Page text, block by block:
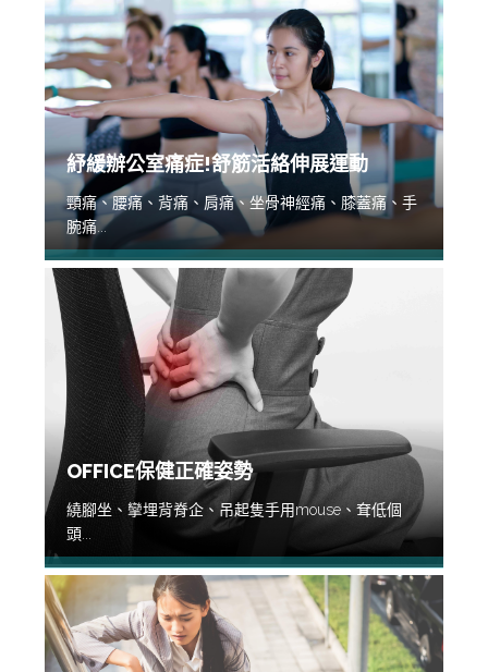
紓緩辦公室痛症!舒筋活絡伸展運動
頸痛、腰痛、背痛、肩痛、坐骨神經痛、膝蓋痛、手
腕痛...
OFFICE保健正確姿勢
繞腳坐、攣埋背脊企、吊起隻手用mouse、耷低個
頭...